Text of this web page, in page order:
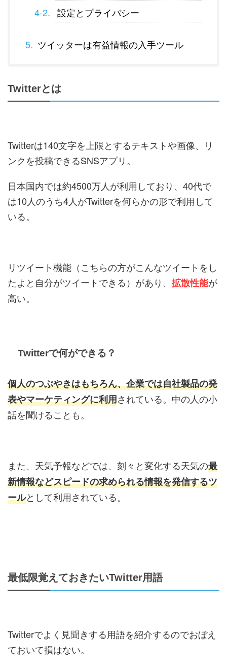
設定とプライバシー
ツイッターは有益情報の入手ツール
Twitterとは
Twitterは140文字を上限とするテキストや画像、リ
ンクを投稿できるSNSアプリ。
日本国内では約4500万人が利用しており、40代で
は10人のうち4人がTwitterを何らかの形で利用して
いる。
リツイート機能（こちらの方がこんなツイートをし
たよと自分がツイートできる）があり、 拡散性能が
高い。
Twitterで何ができる？
個人のつぶやきはもちろん、企業では自社製品の発
表やマーケティングに利用されている。中の人の小
話を聞けることも。
また、天気予報などでは、刻々と変化する天気の最
新情報などスピードの求められる情報を発信するツ
ールとして利用されている。
最低限覚えておきたいTwitter用語
Twitterでよく見聞きする用語を紹介するのでおぼえ
ておいて損はない。